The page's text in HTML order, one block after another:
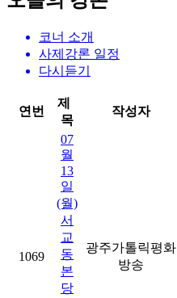
코너 소개
사제강론 일정
다시듣기
연번
제
목
작성자
1069
07
월
13
일
(월)
서
교
동
본
당
광주가톨릭평화
방송